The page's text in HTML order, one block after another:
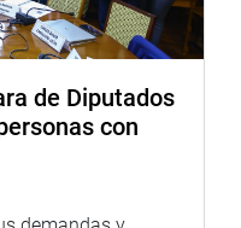
de la ex alcaldesa
actual alcalde de Lima,
que busca la
de Diputados
con